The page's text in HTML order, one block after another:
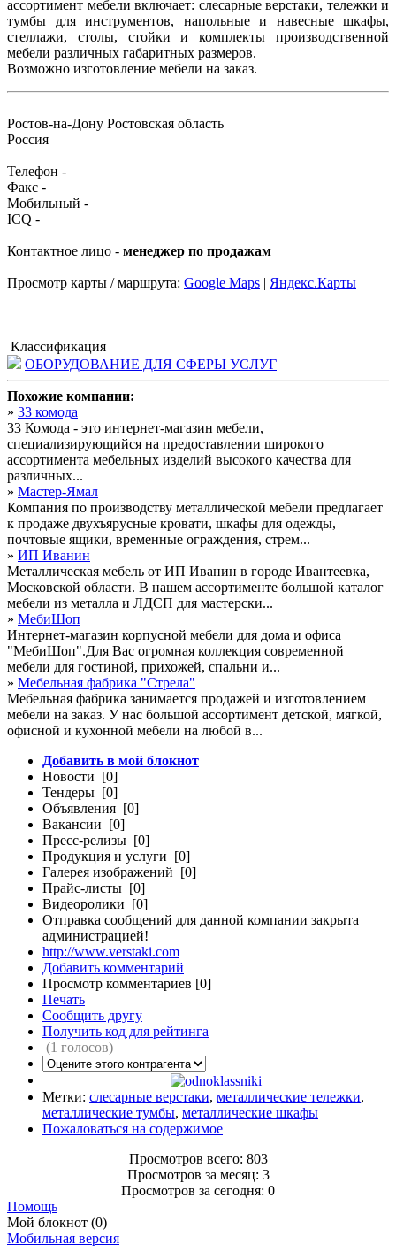
ассортимент мебели включает: слесарные верстаки, тележки и
тумбы для инструментов, напольные и навесные шкафы,
стеллажи, столы, стойки и комплекты производственной
мебели различных габаритных размеров.
Возможно изготовление мебели на заказ.
Ростов-на-Дону Ростовская область
Россия
Телефон -
Факс -
Мобильный -
ICQ -
Контактное лицо - менеджер по продажам
Просмотр карты / маршрута: Google Maps | Яндекс.Карты
Классификация
ОБОРУДОВАНИЕ ДЛЯ СФЕРЫ УСЛУГ
Похожие компании:
» 33 комода
33 Комода - это интернет-магазин мебели,
специализирующийся на предоставлении широкого
ассортимента мебельных изделий высокого качества для
различных...
» Мастер-Ямал
Компания по производству металлической мебели предлагает
к продаже двухъярусные кровати, шкафы для одежды,
почтовые ящики, временные ограждения, стрем...
» ИП Иванин
Металлическая мебель от ИП Иванин в городе Ивантеевка,
Московской области. В нашем ассортименте большой каталог
мебели из металла и ЛДСП для мастерски...
» МебиШоп
Интернет-магазин корпусной мебели для дома и офиса
"МебиШоп".Для Вас огромная коллекция современной
мебели для гостиной, прихожей, спальни и...
» Мебельная фабрика "Стрела"
Мебельная фабрика занимается продажей и изготовлением
мебели на заказ. У нас большой ассортимент детской, мягкой,
офисной и кухонной мебели на любой в...
Добавить в мой блокнот
Новости [0]
Тендеры [0]
Объявления [0]
Вакансии [0]
Пресс-релизы [0]
Продукция и услуги [0]
Галерея изображений [0]
Прайс-листы [0]
Видеоролики [0]
Отправка сообщений для данной компании закрыта
администрацией!
http://www.verstaki.com
Добавить комментарий
Просмотр комментариев [0]
Печать
Сообщить другу
Получить код для рейтинга
(1 голосов)
Метки: слесарные верстаки, металлические тележки,
металлические тумбы, металлические шкафы
Пожаловаться на содержимое
Просмотров всего: 803
Просмотров за месяц: 3
Просмотров за сегодня: 0
Помощь
Мой блокнот (0)
Мобильная версия